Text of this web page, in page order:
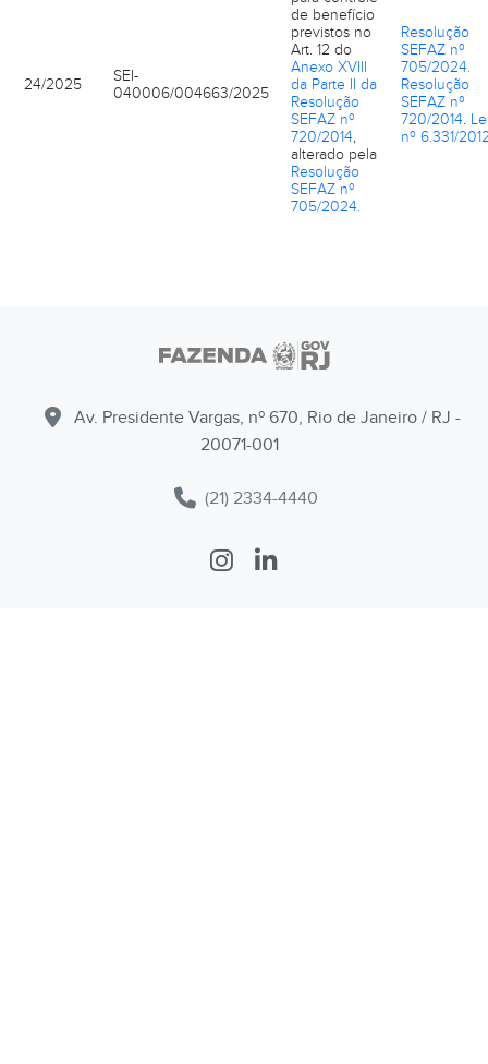
24/2025
SEI-
040006/004663/2025
de benefício
previstos no
Art. 12 do
Anexo XVIII
da Parte II da
Resolução
SEFAZ nº
720/2014,
alterado pela
Resolução
SEFAZ nº
705/2024.
Resolução
SEFAZ nº
705/2024.
Resolução
SEFAZ nº
720/2014.
nº 6.331/
Av. Presidente Vargas, nº 670, Rio de Janeiro / RJ -
20071-001
(21) 2334-4440